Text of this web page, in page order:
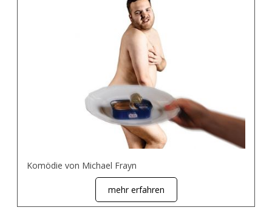
Komödie von Michael Frayn
mehr erfahren